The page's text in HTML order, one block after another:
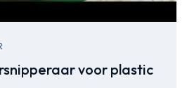
voor plastic